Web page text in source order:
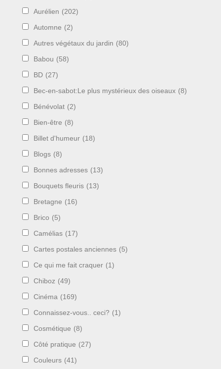
Aurélien (202)
Automne (2)
Autres végétaux du jardin (80)
Babou (58)
BD (27)
Bec-en-sabot:Le plus mystérieux des oiseaux (8)
Bénévolat (2)
Bien-être (8)
Billet d'humeur (18)
Blogs (8)
Bonnes adresses (13)
Bouquets fleuris (13)
Bretagne (16)
Brico (5)
Camélias (17)
Cartes postales anciennes (5)
Ce qui me fait craquer (1)
Chiboz (49)
Cinéma (169)
Connaissez-vous.. ceci? (1)
Cosmétique (8)
Côté pratique (27)
Couleurs (41)